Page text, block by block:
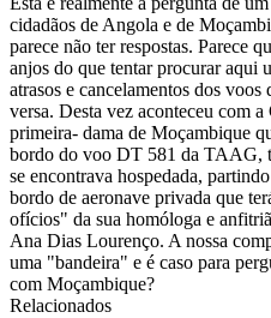
cidadãos de Angola e de
parece não ter respostas. Parece
anjos do que tentar procurar aqui
atrasos e cancelamentos dos
versa. Desta vez aconteceu com
primeira- dama de Moçambique
bordo do voo DT 581 da TAAG,
se encontrava hospedada,
bordo de aeronave privada que
ofícios" da sua homóloga e
Ana Dias Lourenço. A nossa
uma "bandeira" e é caso para
com Moçambique?
Relacionados